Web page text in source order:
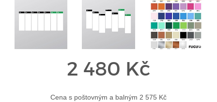
2 480 Kč
Cena s poštovným a balným 2 575 Kč